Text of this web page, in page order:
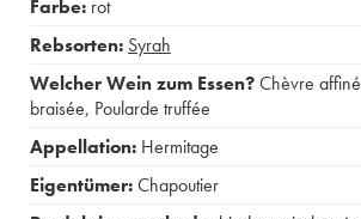
Farbe: rot
Rebsorten: Syrah
Welcher Wein zum Essen?Chèvre affiné
braisée, Poularde truffée
Appellation: Hermitage
Eigentümer:Chapoutier